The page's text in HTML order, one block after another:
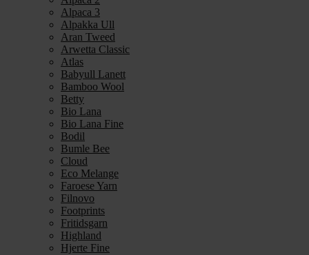
Alpaca 3
Alpakka Ull
Aran Tweed
Arwetta Classic
Atlas
Babyull Lanett
Bamboo Wool
Betty
Bio Lana
Bio Lana Fine
Bodil
Bumle Bee
Cloud
Eco Melange
Faroese Yarn
Filnovo
Footprints
Fritidsgarn
Highland
Hjerte Fine